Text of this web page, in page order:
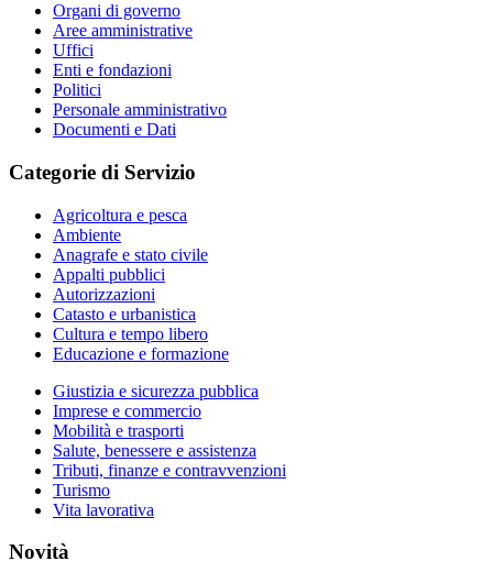
Organi di governo
Aree amministrative
Uffici
Enti e fondazioni
Politici
Personale amministrativo
Documenti e Dati
Categorie di Servizio
Agricoltura e pesca
Ambiente
Anagrafe e stato civile
Appalti pubblici
Autorizzazioni
Catasto e urbanistica
Cultura e tempo libero
Educazione e formazione
Giustizia e sicurezza pubblica
Imprese e commercio
Mobilità e trasporti
Salute, benessere e assistenza
Tributi, finanze e contravvenzioni
Turismo
Vita lavorativa
Novità